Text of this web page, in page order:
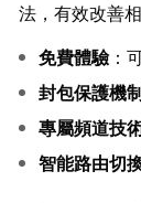
法，有效改善
免費體驗：
封包保護機
專屬頻道技
智能路由切